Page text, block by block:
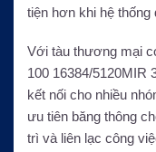
tiện hơn khi hệ
Với tàu thương mại
100 16384/5120MIR
kết nối cho nhiều
ưu tiên băng thông
trì và liên lạc công